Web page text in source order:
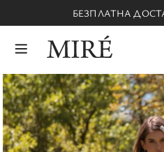
БЕЗПЛАТНА